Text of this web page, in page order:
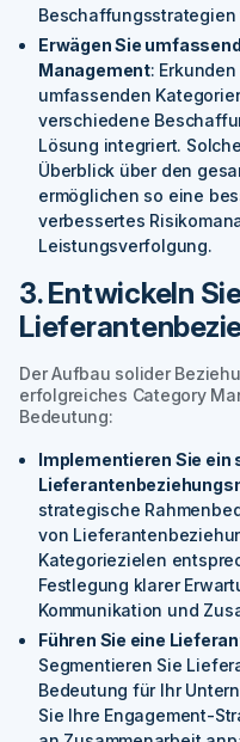
Beschaffungsstrategien
Erwägen Sie
Management:
umfassenden
verschiedene
Lösung integriert.
Überblick über den
ermöglichen so eine
verbessertes
Leistungsverfolgung.
3. Entwickeln
Der Aufbau solider
erfolgreiches Category
Bedeutung:
Implementieren Sie
strategische
von
Kategoriezielen
Festlegung klarer
Kommunikation und
Führen Sie eine
Segmentieren Sie
Bedeutung für Ihr
Sie Ihre Engagement-